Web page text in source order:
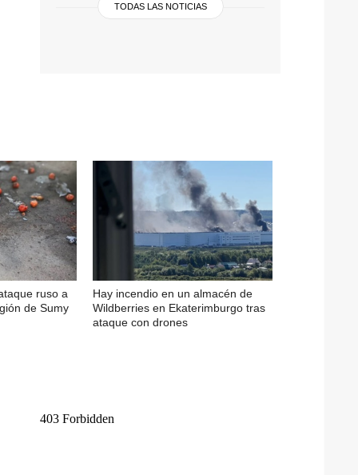
TODAS LAS NOTICIAS
ruso a
de Sumy
Hay incendio en un almacén de
Wildberries en Ekaterimburgo tras
ataque con drones